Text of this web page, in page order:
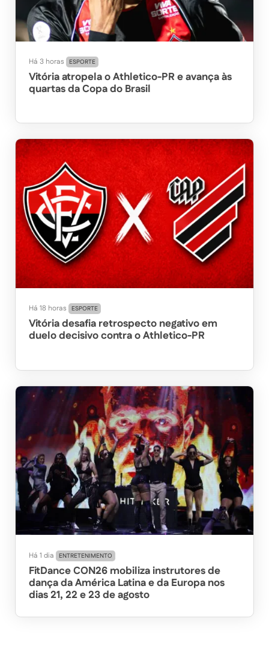
Há 3 horas ESPORTE
Vitória atropela o Athletico-PR e avança às
quartas da Copa do Brasil
Há 18 horas ESPORTE
Vitória desafia retrospecto negativo em
duelo decisivo contra o Athletico-PR
Há 1 dia ENTRETENIMENTO
FitDance CON26 mobiliza instrutores de
dança da América Latina e da Europa nos
dias 21, 22 e 23 de agosto